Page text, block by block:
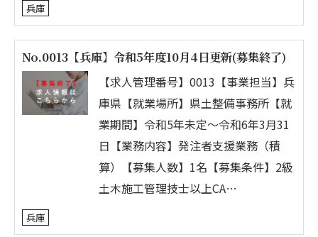
兵庫
No.0013【兵庫】令和5年度10月4日更新(募集終了)
【求人管理番号】0013【事業担当】兵
庫県【就業場所】県土整備事務所【就
業期間】令和5年未定～令和6年3月31
日【業務内容】発注者支援業務（積
算）【募集人数】1名【募集条件】2級
土木施工管理技士以上CA…
兵庫